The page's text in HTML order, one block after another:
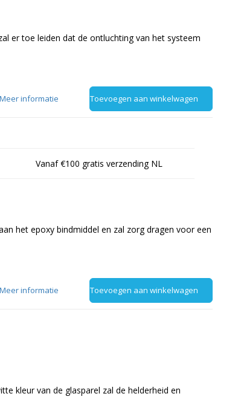
er toe leiden dat de ontluchting van het systeem
Toevoegen aan winkelwagen
Meer informatie
Vanaf €100 gratis verzending NL
het epoxy bindmiddel en zal zorg dragen voor een
Toevoegen aan winkelwagen
Meer informatie
kleur van de glasparel zal de helderheid en